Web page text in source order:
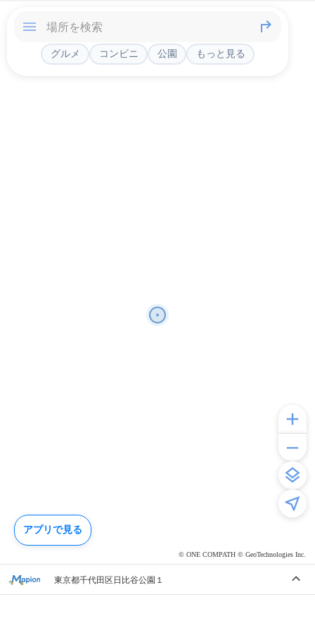
© ONE COMPATH © GeoTechnologies Inc.
グルメ コンビニ 公園 もっと見る
東京都千代田区日比谷公園１
アプリで見る